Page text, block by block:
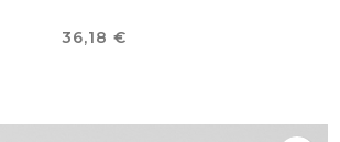
Precio
36,18 €